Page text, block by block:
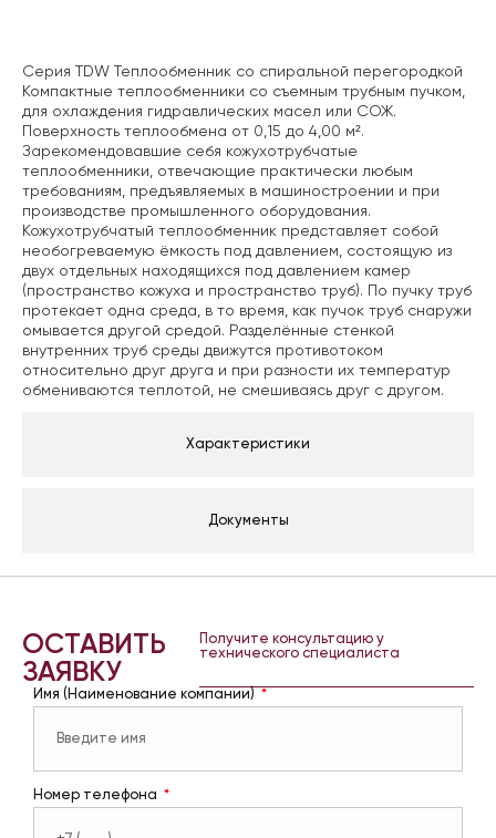
Характеристики
Документы
Серия TDW Теплообменник со спиральной перегородкой
Компактные теплообменники со съемным трубным пучком,
для охлаждения гидравлических масел или СОЖ.
Поверхность теплообмена от 0,15 до 4,00 м².
Зарекомендовавшие себя кожухотрубчатые
теплообменники, отвечающие практически любым
требованиям, предъявляемых в машиностроении и при
производстве промышленного оборудования.
Кожухотрубчатый теплообменник представляет собой
необогреваемую ёмкость под давлением, состоящую из
двух отдельных находящихся под давлением камер
(пространство кожуха и пространство труб). По пучку труб
протекает одна среда, в то время, как пучок труб снаружи
омывается другой средой. Разделённые стенкой
внутренних труб среды движутся противотоком
относительно друг друга и при разности их температур
обмениваются теплотой, не смешиваясь друг с другом.
ОСТАВИТЬ
ЗАЯВКУ
Получите консультацию у
технического специалиста
Имя (Наименование компании)
Номер телефона